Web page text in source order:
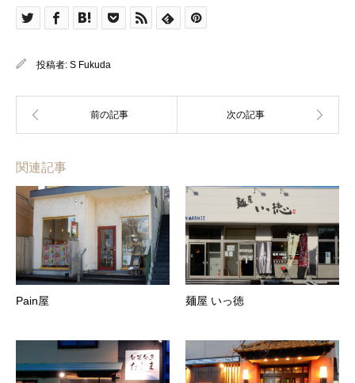
投稿者: S Fukuda
関連記事
Pain屋 麺屋 いっ徳